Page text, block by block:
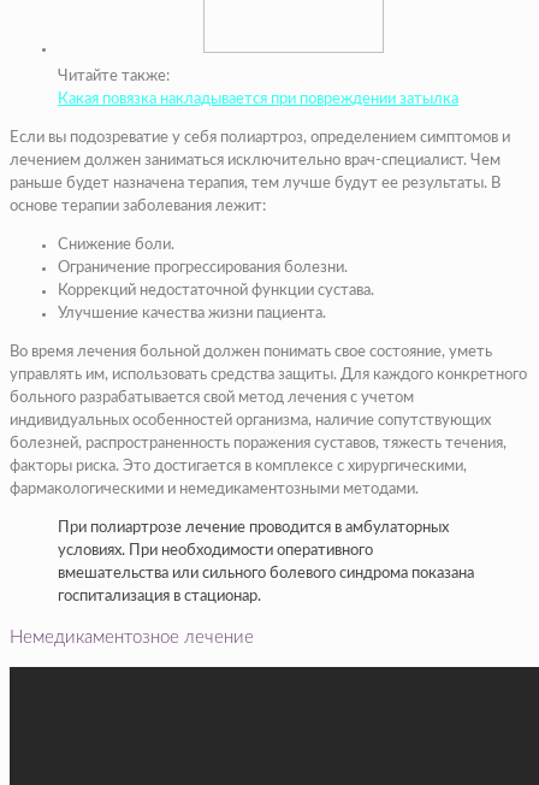
Читайте также:
Какая повязка накладывается при повреждении затылка
Если вы подозреватие у себя полиартроз, определением симптомов и
лечением должен заниматься исключительно врач-специалист. Чем
раньше будет назначена терапия, тем лучше будут ее результаты. В
основе терапии заболевания лежит:
Снижение боли.
Ограничение прогрессирования болезни.
Коррекций недостаточной функции сустава.
Улучшение качества жизни пациента.
Во время лечения больной должен понимать свое состояние, уметь
управлять им, использовать средства защиты. Для каждого конкретного
больного разрабатывается свой метод лечения с учетом
индивидуальных особенностей организма, наличие сопутствующих
болезней, распространенность поражения суставов, тяжесть течения,
факторы риска. Это достигается в комплексе с хирургическими,
фармакологическими и немедикаментозными методами.
При полиартрозе лечение проводится в амбулаторных
условиях. При необходимости оперативного
вмешательства или сильного болевого синдрома показана
госпитализация в стационар.
Немедикаментозное лечение